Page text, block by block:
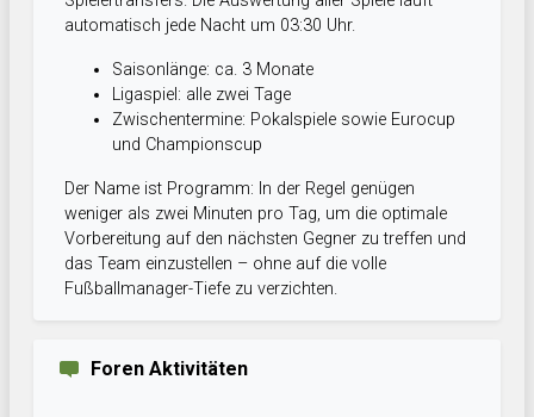
automatisch jede Nacht um 03:30 Uhr.
Saisonlänge: ca. 3 Monate
Ligaspiel: alle zwei Tage
Zwischentermine: Pokalspiele sowie Eurocup
und Championscup
Der Name ist Programm: In der Regel genügen
weniger als zwei Minuten pro Tag, um die optimale
Vorbereitung auf den nächsten Gegner zu treffen und
das Team einzustellen – ohne auf die volle
Fußballmanager-Tiefe zu verzichten.
Foren Aktivitäten